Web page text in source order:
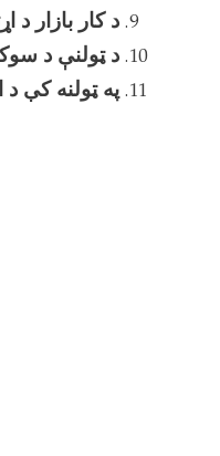
د کار بازار د
د ټولنې د
په ټولنه کې